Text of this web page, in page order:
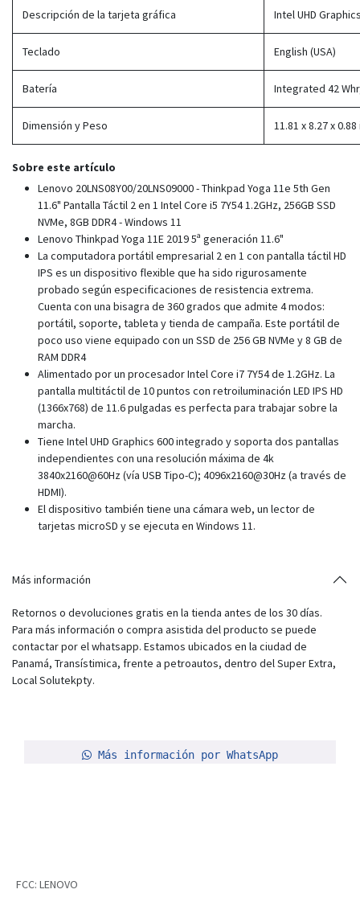
Descripción de la tarjeta gráfica Intel UHD
Teclado English (USA)
Batería Integrated 42
Dimensión y Peso 11.81 x 8.27 x
Sobre este artículo
Lenovo 20LNS08Y00/20LNS09000 - Thinkpad Yoga 11e 5th Gen
11.6" Pantalla Táctil 2 en 1 Intel Core i5 7Y54 1.2GHz, 256GB SSD
NVMe, 8GB DDR4 - Windows 11
Lenovo Thinkpad Yoga 11E 2019 5ª generación 11.6"
La computadora portátil empresarial 2 en 1 con pantalla táctil HD
IPS es un dispositivo flexible que ha sido rigurosamente
probado según especificaciones de resistencia extrema.
Cuenta con una bisagra de 360 grados que admite 4 modos:
portátil, soporte, tableta y tienda de campaña. Este portátil de
poco uso viene equipado con un SSD de 256 GB NVMe y 8 GB de
RAM DDR4
Alimentado por un procesador Intel Core i7 7Y54 de 1.2GHz. La
pantalla multitáctil de 10 puntos con retroiluminación LED IPS HD
(1366x768) de 11.6 pulgadas es perfecta para trabajar sobre la
marcha.
Tiene Intel UHD Graphics 600 integrado y soporta dos pantallas
independientes con una resolución máxima de 4k
3840x2160@60Hz (vía USB Tipo-C); 4096x2160@30Hz (a través de
HDMI).
El dispositivo también tiene una cámara web, un lector de
tarjetas microSD y se ejecuta en Windows 11.
Más información
Retornos o devoluciones gratis en la tienda antes de los 30 días.
Para más información o compra asistida del producto se puede
contactar por el whatsapp. Estamos ubicados en la ciudad de
Panamá, Transístimica, frente a petroautos, dentro del Super Extra,
Local Solutekpty.
Más información por WhatsApp
FCC: LENOVO